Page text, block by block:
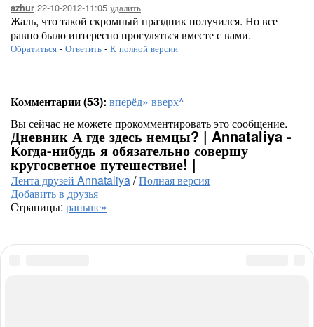
azhur 22-10-2012-11:05 удалить
Жаль, что такой скромный праздник получился. Но все
равно было интересно прогуляться вместе с вами.
Обратиться - Ответить - К полной версии
Комментарии (53): вперёд» вверх^
Вы сейчас не можете прокомментировать это сообщение.
Дневник А где здесь немцы? | Annataliya -
Когда-нибудь я обязательно совершу
кругосветное путешествие! |
Лента друзей Annataliya/Полная версия
Добавить в друзья
Страницы: раньше»